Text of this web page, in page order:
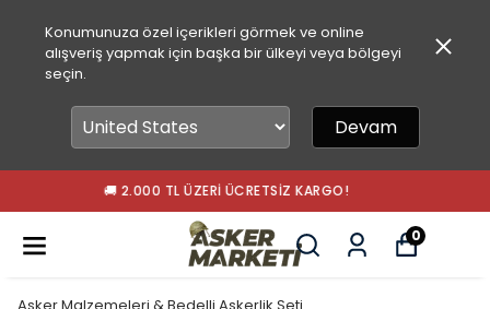
Konumunuza özel içerikleri görmek ve online
alışveriş yapmak için başka bir ülkeyi veya bölgeyi
seçin.
Devam
🚀 15.00'A KADAR SIPARIŞLER AYNI GÜN KARGODA!
0